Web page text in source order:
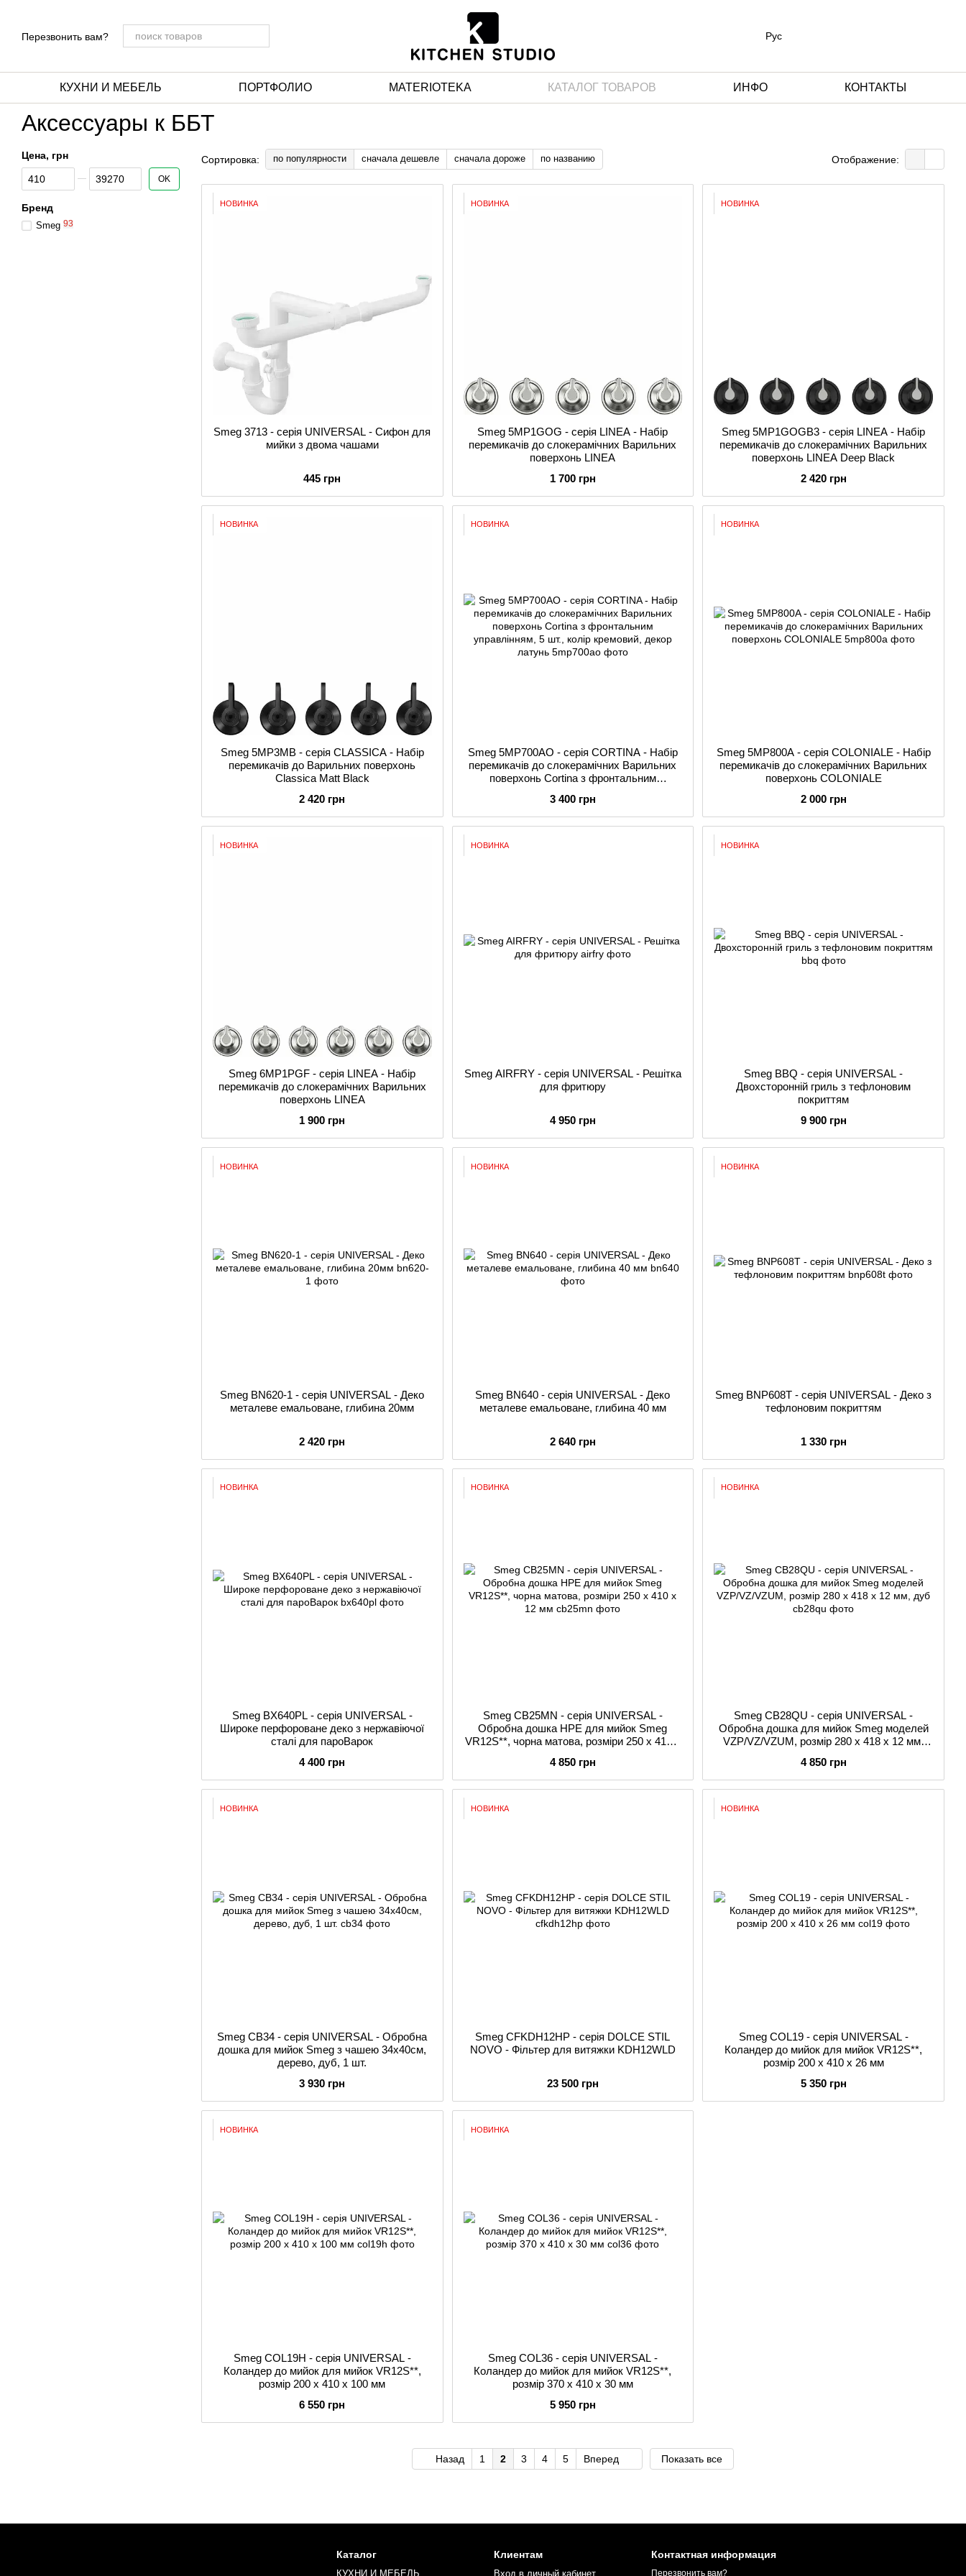
Перезвонить вам? Рус
КУХНИ И МЕБЕЛЬ ПОРТФОЛИО MATERIOTEKA КАТАЛОГ ТОВАРОВ ИНФО КОНТАКТЫ
Аксессуары к ББТ
Сортировка: по популярности сначала дешевле сначала дороже по названию Отображение:
НОВИНКА
Smeg 3713 - серія UNIVERSAL - Сифон для
мийки з двома чашами
445 грн
НОВИНКА
Smeg 5MP1GOG - серія LINEA - Набір
перемикачів до слокерамічних Варильних
поверхонь LINEA
1 700 грн
НОВИНКА
Smeg 5MP1GOGB3 - серія LINEA - Набір
перемикачів до слокерамічних Варильних
поверхонь LINEA Deep Black
2 420 грн
НОВИНКА
Smeg 5MP3MB - серія CLASSICA - Набір
перемикачів до Варильних поверхонь
Сlassica Matt Black
2 420 грн
НОВИНКА
Smeg 5MP700AO - серія CORTINA - Набір
перемикачів до слокерамічних Варильних
поверхонь Cortina з фронтальним
латунь
3 400 грн
НОВИНКА
Smeg 5MP800A - серія COLONIALE - Набір
перемикачів до слокерамічних Варильних
поверхонь COLONIALE
2 000 грн
НОВИНКА
Smeg 6MP1PGF - серія LINEA - Набір
перемикачів до слокерамічних Варильних
поверхонь LINEA
1 900 грн
НОВИНКА
Smeg AIRFRY - серія UNIVERSAL - Решітка
для фритюру
4 950 грн
НОВИНКА
Smeg BBQ - серія UNIVERSAL -
Двохсторонній гриль з тефлоновим
покриттям
9 900 грн
НОВИНКА
Smeg BN620-1 - серія UNIVERSAL - Деко
металеве емальоване, глибина 20мм
2 420 грн
НОВИНКА
Smeg BN640 - серія UNIVERSAL - Деко
металеве емальоване, глибина 40 мм
2 640 грн
НОВИНКА
Smeg BNP608T - серія UNIVERSAL - Деко з
тефлоновим покриттям
1 330 грн
НОВИНКА
Smeg BX640PL - серія UNIVERSAL -
Широке перфороване деко з нержавіючої
сталі для пароВарок
4 400 грн
НОВИНКА
Smeg CB25MN - серія UNIVERSAL -
Обробна дошка HPE для мийок Smeg
VR12S**, чорна матова, розміри 250 х 410 х
4 850 грн
НОВИНКА
Smeg CB28QU - серія UNIVERSAL -
Обробна дошка для мийок Smeg моделей
VZP/VZ/VZUM, розмір 280 x 418 х 12 мм,
4 850 грн
НОВИНКА
Smeg CB34 - серія UNIVERSAL - Обробна
дошка для мийок Smeg з чашею 34х40см,
дерево, дуб, 1 шт.
3 930 грн
НОВИНКА
Smeg CFKDH12HP - серія DOLCE STIL
NOVO - Фільтер для витяжки KDH12WLD
23 500 грн
НОВИНКА
Smeg COL19 - серія UNIVERSAL -
Коландер до мийок для мийок VR12S**,
розмір 200 x 410 x 26 мм
5 350 грн
НОВИНКА
Smeg COL19H - серія UNIVERSAL -
Коландер до мийок для мийок VR12S**,
розмір 200 x 410 x 100 мм
6 550 грн
НОВИНКА
Smeg COL36 - серія UNIVERSAL -
Коландер до мийок для мийок VR12S**,
розмір 370 x 410 x 30 мм
5 950 грн
Назад 1 2 3 4 5 Вперед Показать все
Цена, грн
От Цена, грн
До Цена, грн OK
Бренд
Smeg 93
Каталог
КУХНИ И МЕБЕЛЬ
Клиентам
Вход в личный кабинет
Контактная информация
Перезвонить вам?